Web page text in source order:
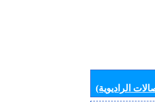
الراديوية)